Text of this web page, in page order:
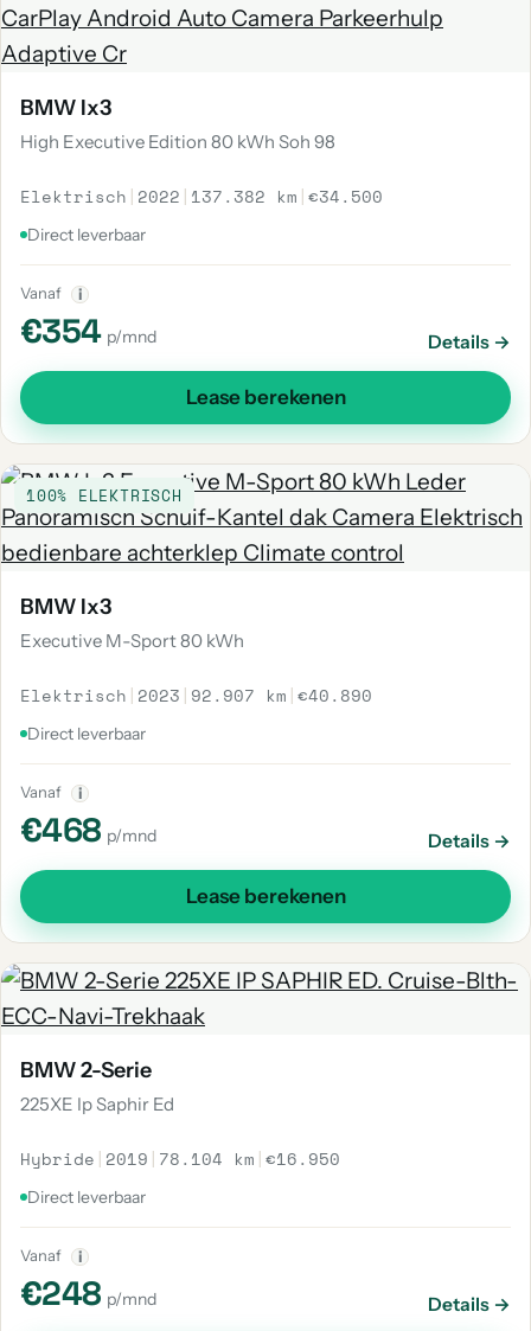
BMW Ix3
High Executive Edition 80 kWh Soh 98
Elektrisch | 2022 | 137.382 km |€34.500
Direct leverbaar
Vanaf i
€354 p/mnd Details →
Lease berekenen
100% ELEKTRISCH
BMW Ix3
Executive M-Sport 80 kWh
Elektrisch | 2023 | 92.907 km |€40.890
Direct leverbaar
Vanaf i
€468 p/mnd Details →
Lease berekenen
BMW 2-Serie
225XE Ip Saphir Ed
Hybride | 2019 | 78.104 km |€16.950
Direct leverbaar
Vanaf i
€248 p/mnd Details →